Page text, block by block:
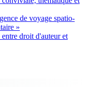
de voyage spatio-
»
droit d'auteur et